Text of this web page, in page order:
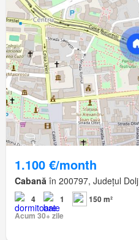
1.100 €/month
Cabană în 200797, Județul Dolj
4 1
150 m²
Acum 30+ zile